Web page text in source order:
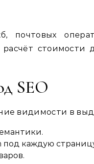
почтовых
стоимости
SEO
видимости в
каждую